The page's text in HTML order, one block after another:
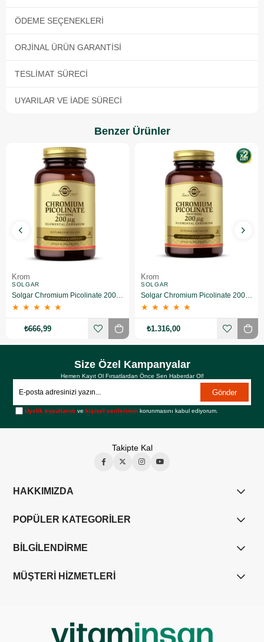
ÖDEME SEÇENEKLERI
ORJINAL ÜRÜN GARANTISI
TESLIMAT SÜRECI
UYARILAR VE İADE SÜRECI
Benzer Ürünler
Krom
SOLGAR
Solgar Chromium Picolinate 200 mcg 90 Kapsül
★ ★ ★ ★ ★
₺666,99
Krom
SOLGAR
Solgar Chromium Picolinate 200 mcg 90 Kapsül 2 Adet
★ ★ ★ ★ ★
₺1.316,00
Size Özel Kampanyalar
Hemen Kayıt Ol Fırsatlardan Önce Sen Haberdar Ol!
Gönder
Üyelik koşullarını vekişisel verilerimin korunmasını kabul ediyorum.
Takipte Kal
HAKKIMIZDA
POPÜLER KATEGORİLER
BİLGİLENDİRME
MÜŞTERİ HİZMETLERİ